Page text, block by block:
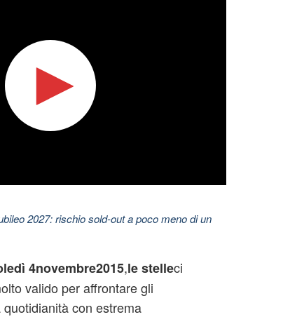
2027: rischio sold-out a poco meno di un
4novembre2015,le stelleci
valido per affrontare gli
con estrema